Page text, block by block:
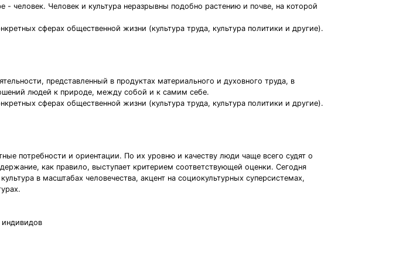
- человек. Человек и культура неразрывны подобно растению и почве, на которой
сферах общественной жизни (культура труда, культура политики и другие).
представленный в продуктах материального и духовного труда, в
людей к природе, между собой и к самим себе.
сферах общественной жизни (культура труда, культура политики и другие).
потребности и ориентации. По их уровню и качеству люди чаще всего судят о
как правило, выступает критерием соответствующей оценки. Сегодня
в масштабах человечества, акцент на социокультурных суперсистемах,
индивидов